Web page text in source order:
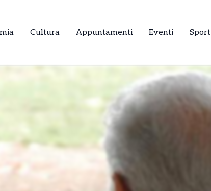
Cultura Appuntamenti Eventi Sport